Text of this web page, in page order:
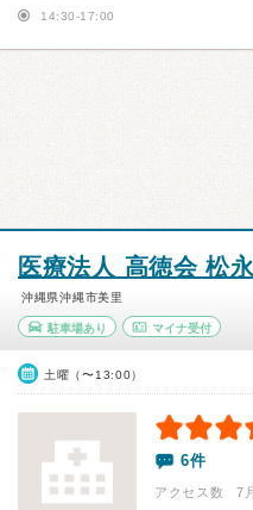
14:30-17:00
医療法人 高徳会 松
沖縄県沖縄市美里
駐車場あり マイナ受付
土曜（〜13:00）
6件
アクセス数 7